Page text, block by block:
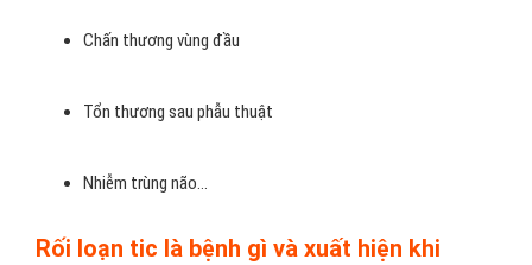
Chấn thương vùng đầu
Tổn thương sau phẫu thuật
Nhiễm trùng não…
Rối loạn tic là bệnh gì và xuất hiện khi